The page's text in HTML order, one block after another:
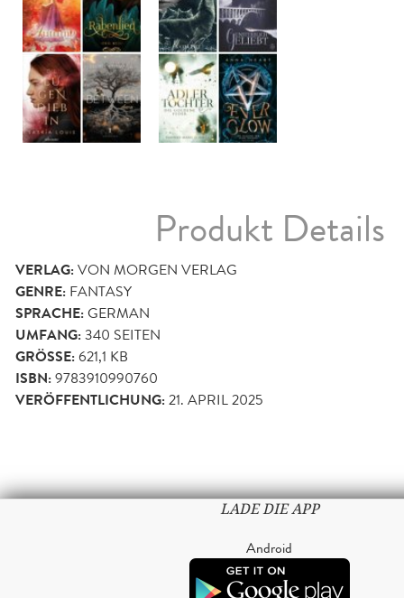
Produkt Details
VERLAG:VON MORGEN VERLAG
GENRE: FANTASY
SPRACHE:GERMAN
UMFANG:340 SEITEN
GRÖSSE: 621,1 KB
ISBN:9783910990760
VERÖFFENTLICHUNG:21. APRIL 2025
LADE DIE APP
Android